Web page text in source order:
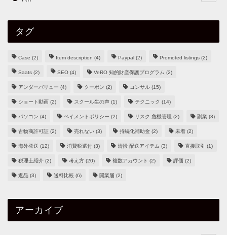
タグ
Case (2) Item description (4) Paypal (2) Promoted listings (2)
Saats (2) SEO (4) VeRO 知的財産保護プログラム (2)
アンダーバリュー (4) クーポン (2) コンサル (15)
ショート動画 (2) スクール生の声 (1) テクニック (14)
パソコン (4) ペイメントポリシー (2) リスク 危機管理 (2) 副業 (3)
古物商許可証 (2) 売れない (3) 持続化補助金 (2) 未着 (2)
海外発送 (12) 消費税還付 (3) 清掃 配送アイテム (3) 直接取引 (1)
税理士紹介 (2) 考え方 (20) 複数アカウント (2) 評価 (2)
返品 (3) 送料比較 (6) 開業届 (2)
アーカイブ